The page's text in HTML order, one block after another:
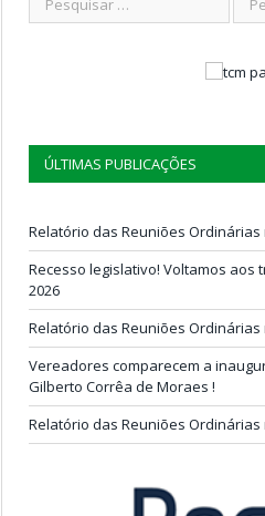
ÚLTIMAS PUBLICAÇÕES
Relatório das Reuniões Ordinárias
Recesso legislativo! Voltamos aos
2026
Relatório das Reuniões Ordinárias
Vereadores comparecem a
Gilberto Corrêa de Moraes !
Relatório das Reuniões Ordinárias